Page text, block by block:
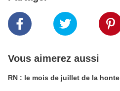
Vous aimerez aussi
RN : le mois de juillet de la honte